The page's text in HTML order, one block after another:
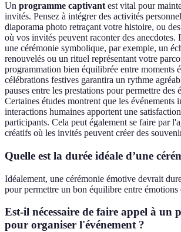
Un programme captivant est vital pour
invités. Pensez à intégrer des activités
diaporama photo retraçant votre histoire, ou
où vos invités peuvent raconter des anecdotes.
une cérémonie symbolique, par exemple, un
renouvelés ou un rituel représentant votre
programmation bien équilibrée entre moments
célébrations festives garantira un rythme
pauses entre les prestations pour permettre des
Certaines études montrent que les événements
interactions humaines apportent une
participants. Cela peut également se faire par
créatifs où les invités peuvent créer des
Quelle est la durée idéale d’une
Idéalement, une cérémonie émotive devrait
pour permettre un bon équilibre entre émotions
Est-il nécessaire de faire appel à un
pour organiser l'événement ?